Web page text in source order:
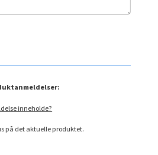
inneholde?
på det aktuelle produktet.